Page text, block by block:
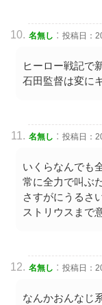
名無し : 投稿日：
ヒーロー戦記で
石田監督は変に
名無し : 投稿日：
いくらなんでも
常に全力で叫ぶ
さすがにうるさ
ストリウスまで
名無し : 投稿日：
なんかおんなじ